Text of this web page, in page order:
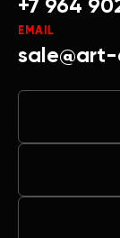
+7 964
EMAIL